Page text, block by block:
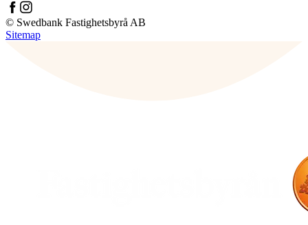
© Swedbank Fastighetsbyrå AB
Sitemap